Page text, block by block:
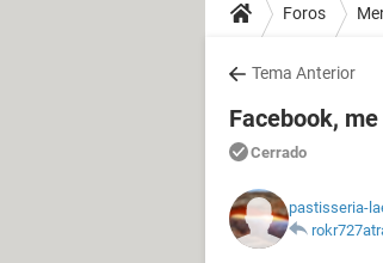
Foros
Tema Anterior
Facebook,
Cerrado
pastisseria-